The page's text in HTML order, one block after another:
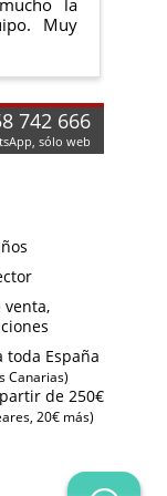
Muy
742 666
sólo web
venta,
toda España
Canarias)
de 250€
20€ más)